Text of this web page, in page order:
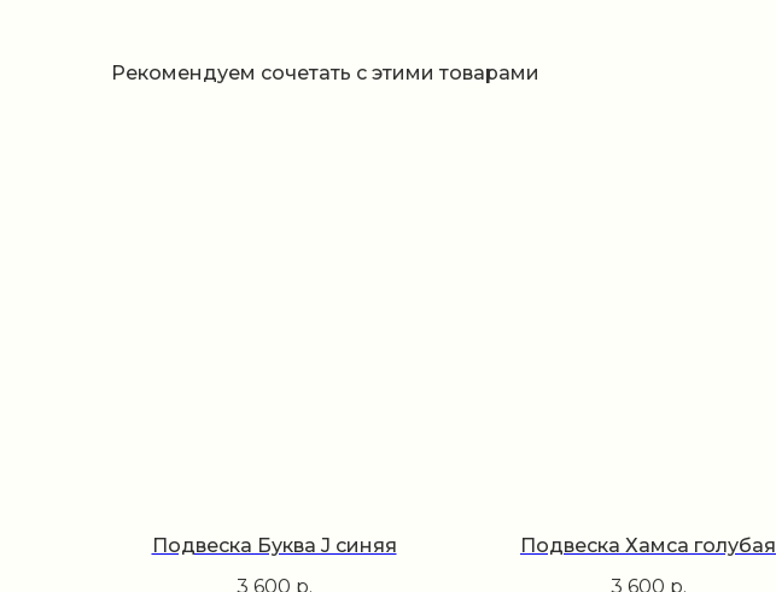
Рекомендуем сочетать с этими товарами
Подвеска Буква J синяя
3 600 р.
Подвеска Хамса голубая
3 600 р.